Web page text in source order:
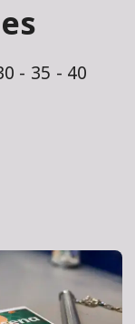
- 35 - 40